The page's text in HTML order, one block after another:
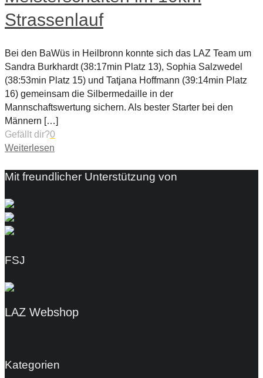
Strassenlauf
Bei den BaWüs in Heilbronn konnte sich das LAZ Team um
Sandra Burkhardt (38:17min Platz 13), Sophia Salzwedel
(38:53min Platz 15) und Tatjana Hoffmann (39:14min Platz
16) gemeinsam die Silbermedaille in der
Mannschaftswertung sichern. Als bester Starter bei den
Männern […]
Gefällt dir?0
Weiterlesen
Mit freundlicher Unterstützung von
FSJ
LAZ Webshop
Kategorien